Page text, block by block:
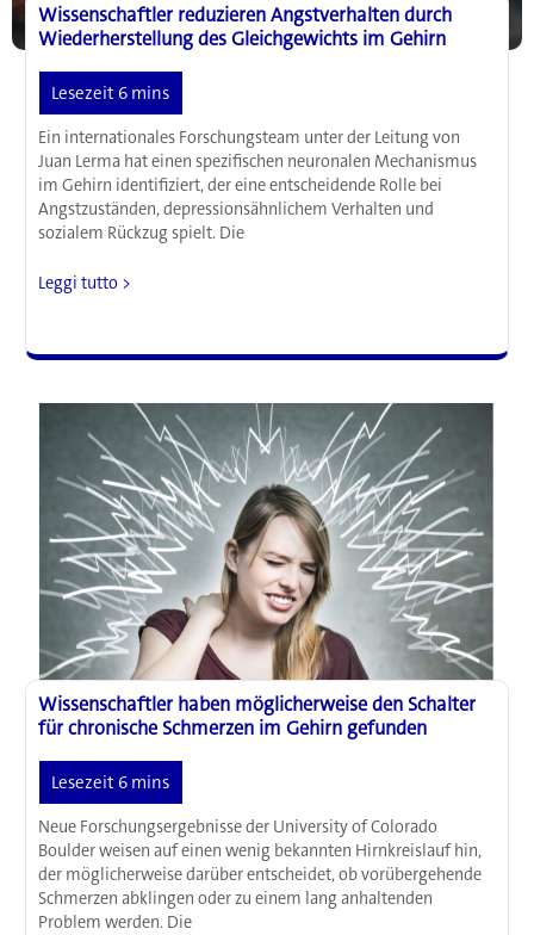
Wissenschaftler reduzieren Angstverhalten durch
Wiederherstellung des Gleichgewichts im Gehirn
Ein internationales Forschungsteam unter der Leitung von
Juan Lerma hat einen spezifischen neuronalen Mechanismus
im Gehirn identifiziert, der eine entscheidende Rolle bei
Angstzuständen, depressionsähnlichem Verhalten und
sozialem Rückzug spielt. Die
Wissenschaftler
durch
des
Gleichgewichts
Gehirn
Leggi tutto >
Wissenschaftler haben möglicherweise den Schalter
für chronische Schmerzen im Gehirn gefunden
Neue Forschungsergebnisse der University of Colorado
Boulder weisen auf einen wenig bekannten Hirnkreislauf hin,
der möglicherweise darüber entscheidet, ob vorübergehende
Schmerzen abklingen oder zu einem lang anhaltenden
Problem werden. Die